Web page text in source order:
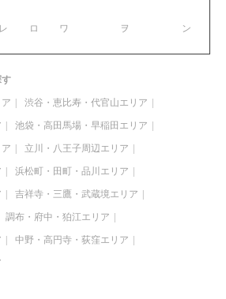
レ ロ ワ ヲ ン
す
渋谷・恵比寿・代官山エリア
池袋・高田馬場・早稲田エリア
立川・八王子周辺エリア
浜松町・田町・品川エリア
吉祥寺・三鷹・武蔵境エリア
調布・府中・狛江エリア
中野・高円寺・荻窪エリア